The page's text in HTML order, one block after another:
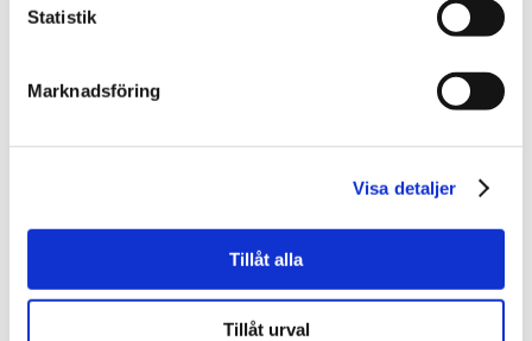
Statistik
Marknadsföring
Visa detaljer
Tillåt alla
Tillåt urval